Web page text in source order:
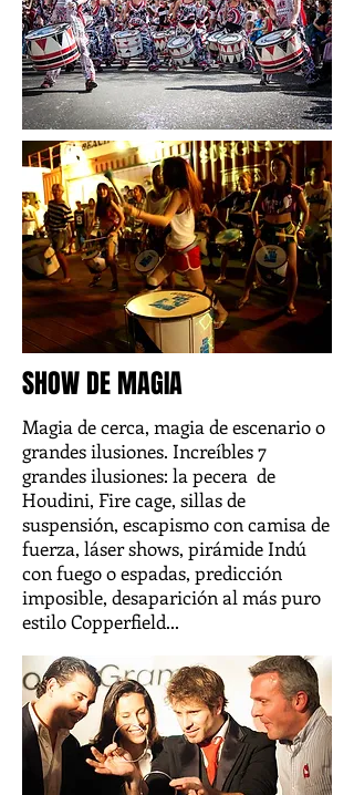
SHOW DE MAGIA
Magia de cerca, magia de escenario o
grandes ilusiones. Increíbles 7
grandes ilusiones: la pecera de
Houdini, Fire cage, sillas de
suspensión, escapismo con camisa de
fuerza, láser shows, pirámide Indú
con fuego o espadas, predicción
imposible, desaparición al más puro
estilo Copperfield...